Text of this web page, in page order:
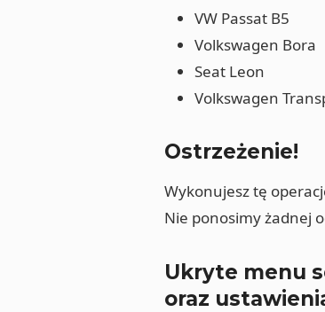
VW Passat B5
Volkswagen Bora
Seat Leon
Volkswagen
Ostrzeżenie!
Wykonujesz tę
Nie ponosimy żadnej
Ukryte menu
oraz